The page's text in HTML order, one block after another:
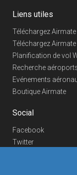
Liens utiles
Téléchargez Airmate
Téléchargez
Planification de vol
Recherche
Evénements
Boutique Airmate
Social
Facebook
Twitter